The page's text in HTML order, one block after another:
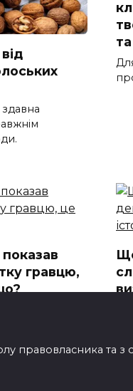
здавна
гравцю,
правовласника та